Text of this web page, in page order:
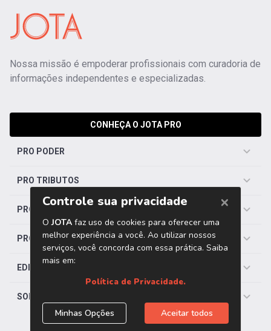
Nossa missão é empoderar profissionais com curadoria de
informações independentes e especializadas.
CONHEÇA O JOTA PRO
PRO PODER
PRO TRIBUTOS
PRO TRABALHISTA
PRO SAÚDE
EDITORIAS
SOBRE O JOTA